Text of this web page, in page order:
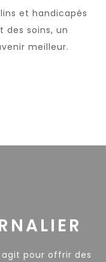
et handicapés
soins, un
meilleur.
pour offrir des